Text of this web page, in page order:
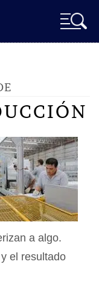
a algo.
el resultado